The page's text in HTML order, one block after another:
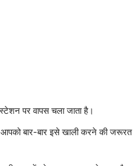
पर वापस चला जाता है।
बार-बार इसे खाली करने की जरूरत